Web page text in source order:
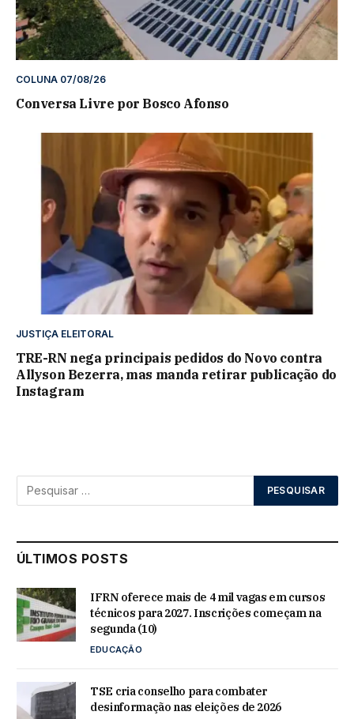
COLUNA 07/08/26
Conversa Livre por Bosco Afonso
JUSTIÇA ELEITORAL
TRE-RN nega principais pedidos do Novo contra
Allyson Bezerra, mas manda retirar publicação do
Instagram
ÚLTIMOS POSTS
IFRN oferece mais de 4 mil vagas em cursos
técnicos para 2027. Inscrições começam na
segunda (10)
EDUCAÇÃO
TSE cria conselho para combater
desinformação nas eleições de 2026